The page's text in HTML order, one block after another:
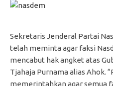
Sekretaris Jenderal Partai
telah meminta agar faksi
mencabut hak angket atas
Tjahaja Purnama alias Ahok.
memerintahkan agar semua